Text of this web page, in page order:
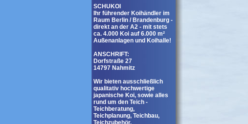
SCHUKOI
Ihr führender Koihändler im
Raum Berlin / Brandenburg -
direkt an der A2 - mit stets
ca. 4.000 Koi auf 6.000 m²
Außenanlagen und Koihalle!
ANSCHRIFT:
Dorfstraße 27
14797 Nahmitz
Wir bieten ausschließlich
qualitativ hochwertige
japanische Koi, sowie alles
rund um den Teich -
Teichberatung,
Teichplanung, Teichbau,
Teichzubehör.